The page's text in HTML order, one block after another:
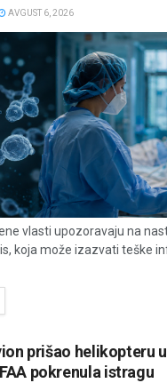
AVGUST 6, 2026
vlasti upozoravaju na
koja može izazvati teške
prišao helikopteru
pokrenula istragu